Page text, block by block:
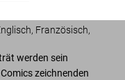
Französisch,
werden sein
zeichnenden